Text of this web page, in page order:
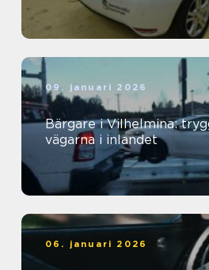
09. januari 2026
Bärgare i Vilhelmina:
vägarna i inlandet
06. januari 2026